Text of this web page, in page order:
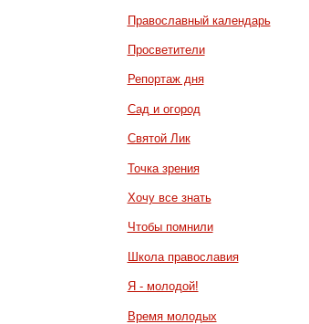
Православный календарь
Просветители
Репортаж дня
Сад и огород
Святой Лик
Точка зрения
Хочу все знать
Чтобы помнили
Школа православия
Я - молодой!
Время молодых